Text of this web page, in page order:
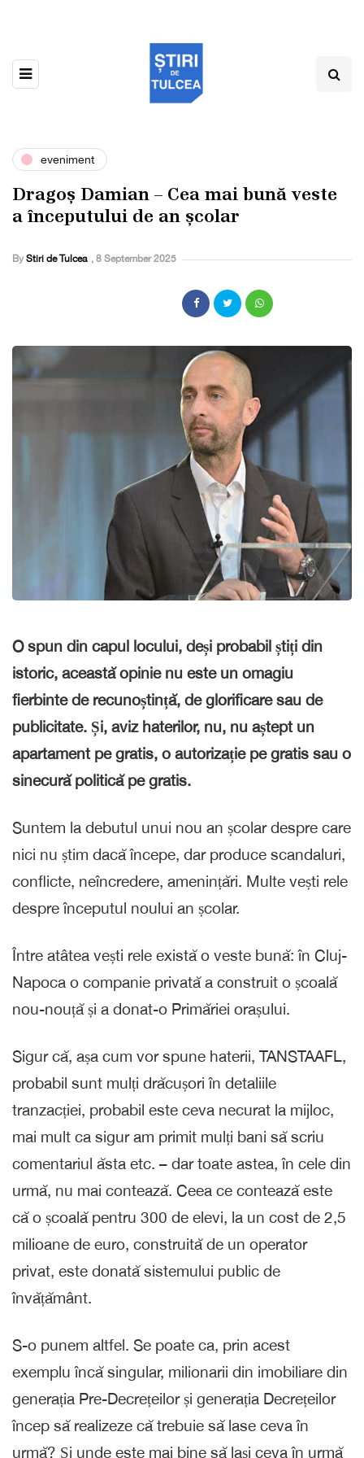
eveniment
Dragoș Damian – Cea mai bună veste
a începutului de an școlar
By Stiri de Tulcea , 8 September 2025
O spun din capul locului, deși probabil știți din
istoric, această opinie nu este un omagiu
fierbinte de recunoștință, de glorificare sau de
publicitate. Și, aviz haterilor, nu, nu aștept un
apartament pe gratis, o autorizație pe gratis sau o
sinecură politică pe gratis.
Suntem la debutul unui nou an școlar despre care
nici nu știm dacă începe, dar produce scandaluri,
conflicte, neîncredere, amenințări. Multe vești rele
despre începutul noului an școlar.
Între atâtea vești rele există o veste bună: în Cluj-
Napoca o companie privată a construit o școală
nou-nouță și a donat-o Primăriei orașului.
Sigur că, așa cum vor spune haterii, TANSTAAFL,
probabil sunt mulți drăcușori în detaliile
tranzacției, probabil este ceva necurat la mijloc,
mai mult ca sigur am primit mulți bani să scriu
comentariul ăsta etc. – dar toate astea, în cele din
urmă, nu mai contează. Ceea ce contează este
că o școală pentru 300 de elevi, la un cost de 2,5
milioane de euro, construită de un operator
privat, este donată sistemului public de
învățământ.
S-o punem altfel. Se poate ca, prin acest
exemplu încă singular, milionarii din imobiliare din
generația Pre-Decrețeilor și generația Decrețeilor
încep să realizeze că trebuie să lase ceva în
urmă? Și unde este mai bine să lași ceva în urmă